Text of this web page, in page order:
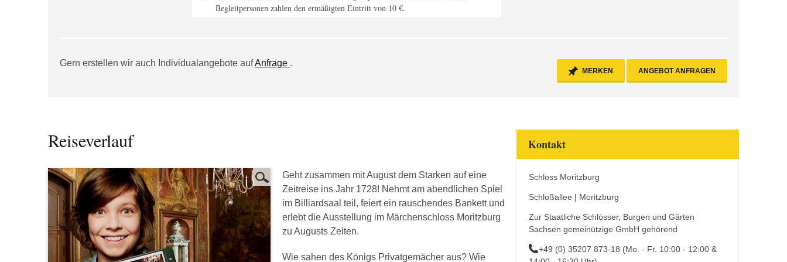
Begleitpersonen zahlen den ermäßigten Eintritt von 10 €.
Gern erstellen wir auch Individualangebote aufAnfrage .
MERKEN ANGEBOT ANFRAGEN
Reiseverlauf
Geht zusammen mit August dem Starken auf eine
Zeitreise ins Jahr 1728! Nehmt am abendlichen Spiel
im Billiardsaal teil, feiert ein rauschendes Bankett und
erlebt die Ausstellung im Märchenschloss Moritzburg
zu Augusts Zeiten.
Wie sahen des Königs Privatgemächer aus? Wie
Kontakt
Schloss Moritzburg
Schloßallee | Moritzburg
Zur Staatliche Schlösser, Burgen und Gärten
Sachsen gemeinützige GmbH gehörend
+49 (0) 35207 873-18 (Mo. - Fr. 10:00 - 12:00 &